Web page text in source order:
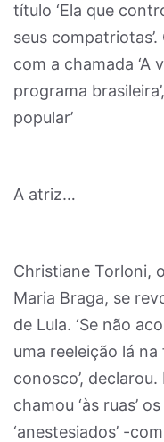
título ‘Ela que
seus
com a chamada ‘A
programa
popular’
A atriz…
Christiane Torloni,
Maria Braga, se
de Lula. ‘Se não
uma reeleição lá
conosco’,
chamou ‘às ruas’
‘anestesiados’ -